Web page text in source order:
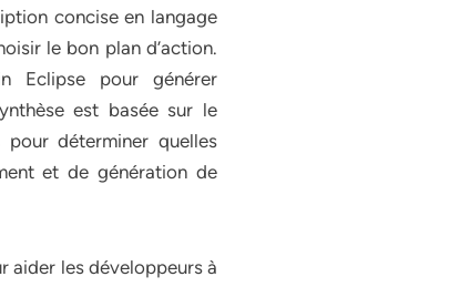
concise en langage
le bon plan d’action.
Eclipse pour générer
est basée sur le
pour déterminer quelles
et de génération de
aider les développeurs à